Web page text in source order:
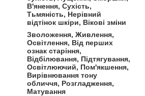
В'янення, Сухість,
Тьмяність, Нерівний
відтінок шкіри, Вікові зміни
Зволоження, Живлення,
Освітлення, Від перших
ознак старіння,
Відбілювання, Підтягування,
Освітлюючий, Пом'якшення,
Вирівнювання тону
обличчя, Розгладження,
Матування